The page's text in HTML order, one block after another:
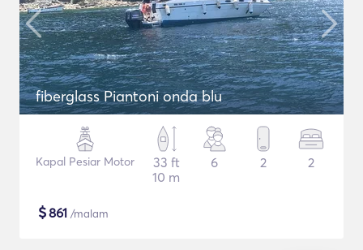
fiberglass Piantoni onda blu
Kapal Pesiar Motor
33 ft
10 m
6 2 2
$861 /malam